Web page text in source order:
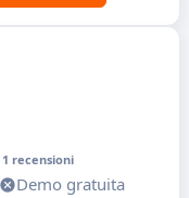
1 recensioni
Demo gratuita